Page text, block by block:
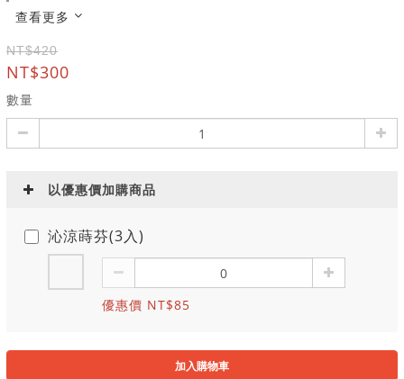
查看更多
NT$420
NT$300
數量
以優惠價加購商品
沁涼蒔芬(3入)
優惠價 NT$85
加入購物車